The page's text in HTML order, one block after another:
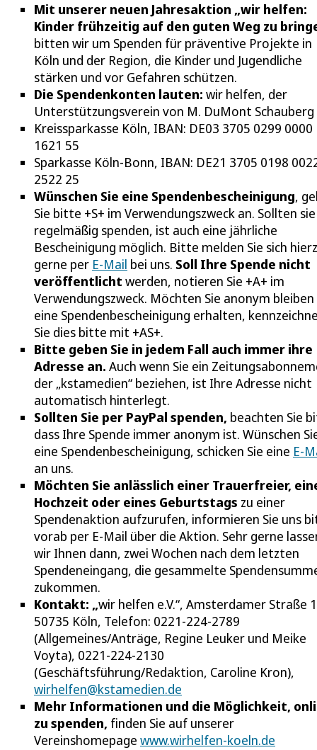
Mit unserer neuen Jahresaktion „wir helfen:
Kinder frühzeitig auf den guten Weg zu
bitten wir um Spenden für präventive Projekte in
Köln und der Region, die Kinder und Jugendliche
stärken und vor Gefahren schützen.
Die Spendenkonten lauten: wir helfen, der
Unterstützungsverein von M. DuMont Schauberg
Kreissparkasse Köln, IBAN: DE03 3705 0299 0000
1621 55
Sparkasse Köln-Bonn, IBAN: DE21 3705 0198
2522 25
Wünschen Sie eine Spendenbescheinigung,
Sie bitte +S+ im Verwendungszweck an. Sollten sie
regelmäßig spenden, ist auch eine jährliche
Bescheinigung möglich. Bitte melden Sie sich
gerne per E-Mail bei uns. Soll Ihre Spende nicht
veröffentlicht werden, notieren Sie +A+ im
Verwendungszweck. Möchten Sie anonym
eine Spendenbescheinigung erhalten,
Sie dies bitte mit +AS+.
Bitte geben Sie in jedem Fall auch immer ihre
Adresse an. Auch wenn Sie ein
der „kstamedien“ beziehen, ist Ihre Adresse nicht
automatisch hinterlegt.
Sollten Sie per PayPal spenden, beachten Sie
dass Ihre Spende immer anonym ist. Wünschen
eine Spendenbescheinigung, schicken Sie eine E-
an uns.
Möchten Sie anlässlich einer Trauerfreier,
Hochzeit oder eines Geburtstags zu einer
Spendenaktion aufzurufen, informieren Sie uns
vorab per E-Mail über die Aktion. Sehr gerne
wir Ihnen dann, zwei Wochen nach dem letzten
Spendeneingang, die gesammelte
zukommen.
Kontakt: „wir helfen e.V.“, Amsterdamer Straße
50735 Köln, Telefon: 0221-224-2789
(Allgemeines/Anträge, Regine Leuker und Meike
Voyta), 0221-224-2130
(Geschäftsführung/Redaktion, Caroline Kron),
wirhelfen@kstamedien.de
Mehr Informationen und die Möglichkeit,
zu spenden, finden Sie auf unserer
Vereinshomepage www.wirhelfen-koeln.de